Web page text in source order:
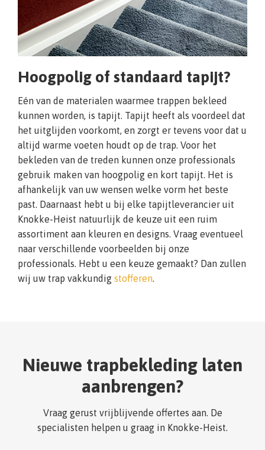
Hoogpolig of standaard tapijt?
Eén van de materialen waarmee trappen bekleed
kunnen worden, is tapijt. Tapijt heeft als voordeel dat
het uitglijden voorkomt, en zorgt er tevens voor dat u
altijd warme voeten houdt op de trap. Voor het
bekleden van de treden kunnen onze professionals
gebruik maken van hoogpolig en kort tapijt. Het is
afhankelijk van uw wensen welke vorm het beste
past. Daarnaast hebt u bij elke tapijtleverancier uit
Knokke-Heist natuurlijk de keuze uit een ruim
assortiment aan kleuren en designs. Vraag eventueel
naar verschillende voorbeelden bij onze
professionals. Hebt u een keuze gemaakt? Dan zullen
wij uw trap vakkundig stofferen.
Nieuwe trapbekleding laten
aanbrengen?
Vraag gerust vrijblijvende offertes aan. De
specialisten helpen u graag in Knokke-Heist.